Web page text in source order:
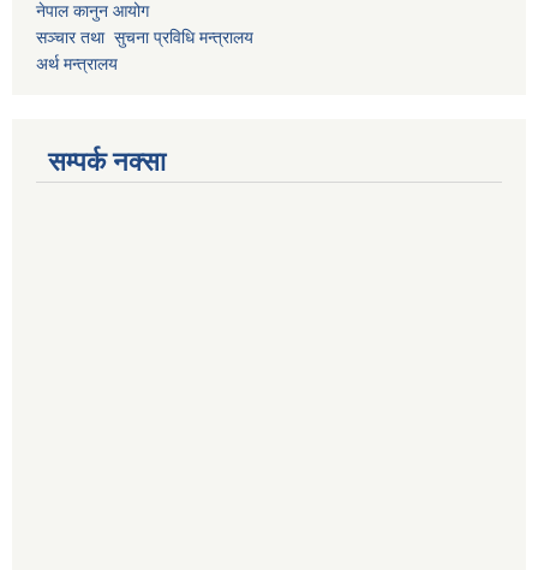
नेपाल कानुन आयोग
सञ्चार तथा सुचना प्रविधि मन्त्रालय
अर्थ मन्त्रालय
सम्पर्क नक्सा